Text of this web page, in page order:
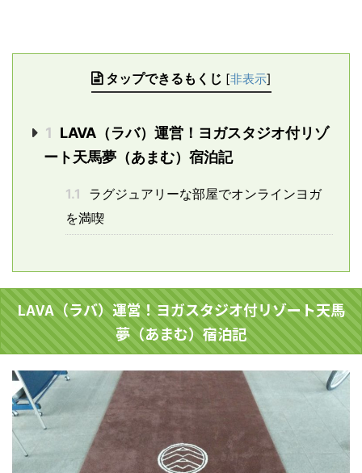
タップできるもくじ [非表示]
1 LAVA（ラバ）運営！ヨガスタジオ付リゾ
ート天馬夢（あまむ）宿泊記
1.1
ラグジュアリーな部屋でオンラインヨガ
を満喫
LAVA（ラバ）運営！ヨガスタジオ付リゾート天馬
夢（あまむ）宿泊記